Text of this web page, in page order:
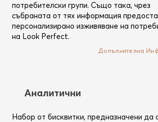
Покажи паролата
Какво е това?
потребителски групи. Също така, чрез
събраната от тях информация
персонализирано изживяване на
на Look Perfect.
Допълнителна
Аналитични
Набор от бисквитки, предназначени да